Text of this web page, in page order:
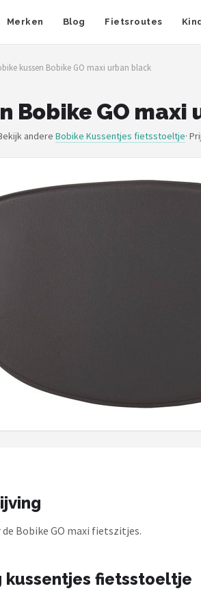
Merken Blog Fietsroutes
kussen Bobike GO maxi urban black
Bobike GO maxi
andere Bobike Kussentjes fietsstoeltje·
Bobike GO maxi fietszitjes.
kussentjes fietsstoeltje